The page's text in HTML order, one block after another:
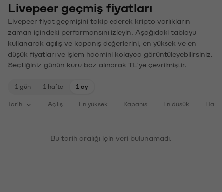
Livepeer geçmiş fiyatları
Livepeer fiyat geçmişini takip ederek kripto varlıkların
zaman içindeki performansını izleyin. Aşağıdaki tabloyu
kullanarak açılış ve kapanış değerlerini, en yüksek ve en
düşük fiyatları ve işlem hacmini kolayca görüntüleyebilirsiniz.
Seçtiğiniz günün kuru baz alınarak TL'ye çevrilmiştir.
1 gün 1 hafta 1 ay
Tarih Açılış En yüksek Kapanış En düşük
Bu tarih aralığı için veri bulunamadı.